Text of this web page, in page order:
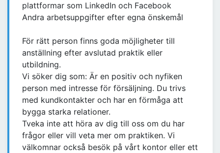
plattformar som LinkedIn och Facebook
Andra arbetsuppgifter efter egna önskemål
För rätt person finns goda möjligheter till
anställning efter avslutad praktik eller
utbildning.
Vi söker dig som: Är en positiv och nyfiken
person med intresse för försäljning. Du trivs
med kundkontakter och har en förmåga att
bygga starka relationer.
Tveka inte att höra av dig till oss om du har
frågor eller vill veta mer om praktiken. Vi
välkomnar också besök på vårt kontor eller ett